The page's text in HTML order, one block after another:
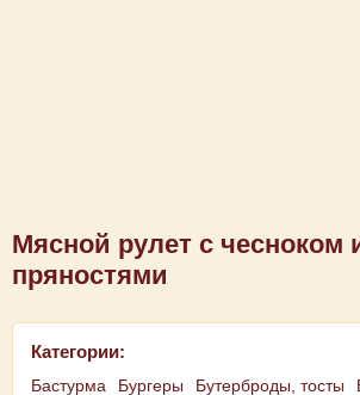
Мясной рулет с чесноком
пряностями
Категории:
Бастурма Бургеры Бутерброды, тосты